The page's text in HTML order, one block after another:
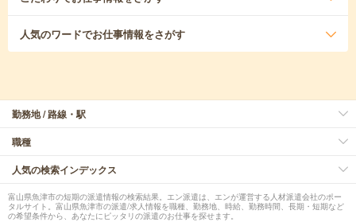
人気のワードでお仕事情報をさがす
勤務地 / 路線・駅
職種
人気の検索インデックス
富山県魚津市の短期の派遣情報の検索結果。エン派遣は、エンが運営する人材派遣会社のポー
タルサイト。富山県魚津市の派遣/求人情報を職種、勤務地、時給、勤務時間、長期・短期など
の希望条件から、あなたにピッタリの派遣のお仕事を探せます。